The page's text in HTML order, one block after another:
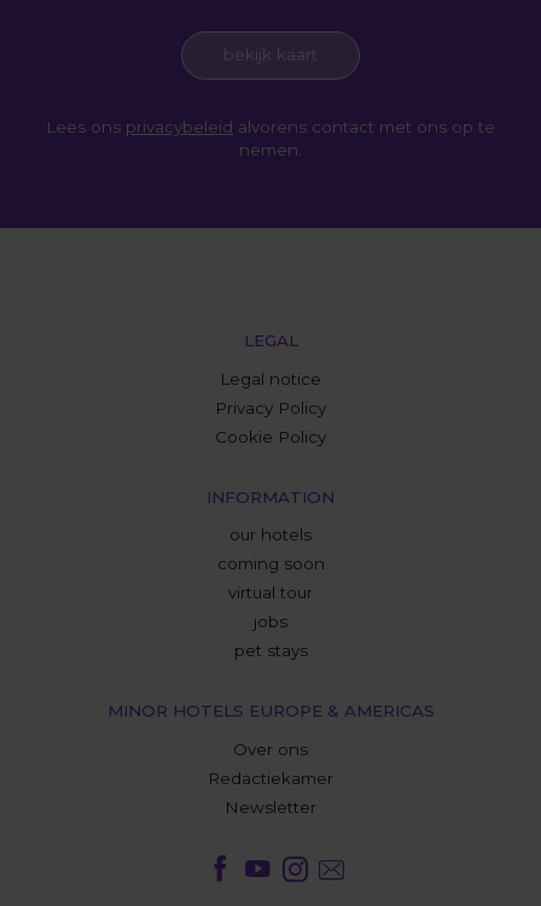
bekijk kaart
Lees ons privacybeleid alvorens contact met ons op te
nemen.
LEGAL
Legal notice
Privacy Policy
Cookie Policy
INFORMATION
our hotels
coming soon
virtual tour
jobs
pet stays
MINOR HOTELS EUROPE & AMERICAS
Over ons
Redactiekamer
Newsletter